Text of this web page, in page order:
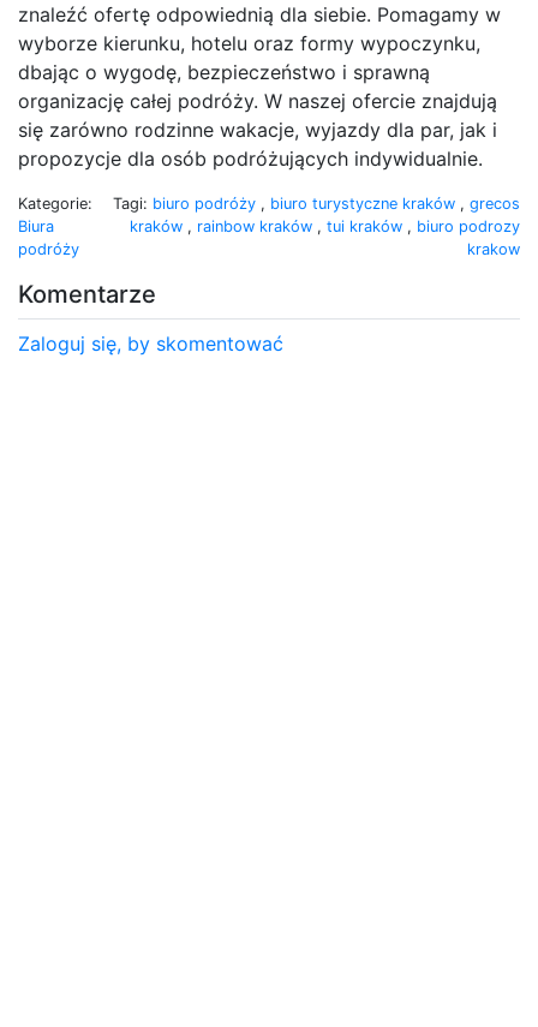
znaleźć ofertę odpowiednią dla siebie. Pomagamy w
wyborze kierunku, hotelu oraz formy wypoczynku,
dbając o wygodę, bezpieczeństwo i sprawną
organizację całej podróży. W naszej ofercie znajdują
się zarówno rodzinne wakacje, wyjazdy dla par, jak i
propozycje dla osób podróżujących indywidualnie.
Kategorie:
Biura
podróży
Tagi: biuro podróży , biuro turystyczne kraków , grecos
kraków , rainbow kraków , tui kraków , biuro podrozy
krakow
Komentarze
Zaloguj się, by skomentować